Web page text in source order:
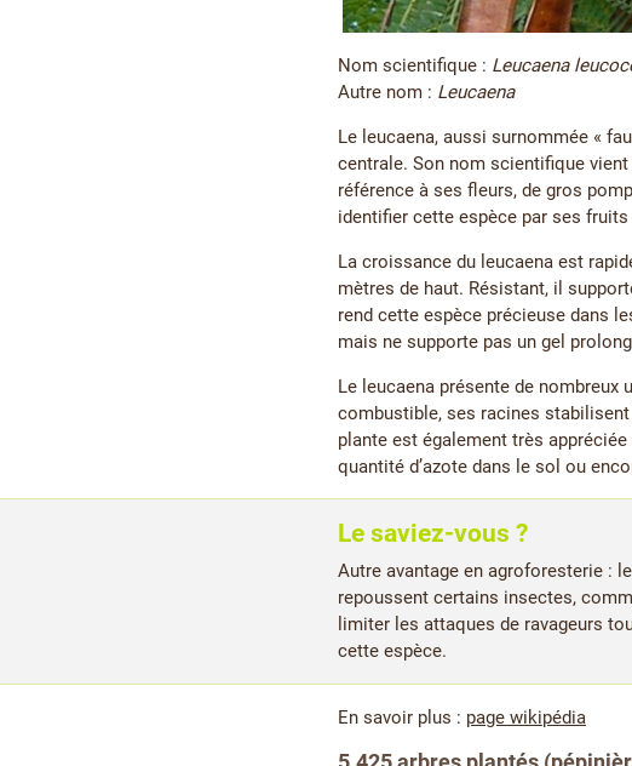
Nom scientifique : Leucaena
Autre nom : Leucaena
Le leucaena, aussi surnommée «
centrale. Son nom scientifique
référence à ses fleurs, de gros
identifier cette espèce par ses
La croissance du leucaena est
mètres de haut. Résistant, il
rend cette espèce précieuse dans
mais ne supporte pas un gel
Le leucaena présente de
combustible, ses racines
plante est également très
quantité d’azote dans le sol ou
Le saviez-vous ?
Autre avantage en agroforesterie :
repoussent certains insectes,
limiter les attaques de ravageurs
cette espèce.
En savoir plus : page wikipédia